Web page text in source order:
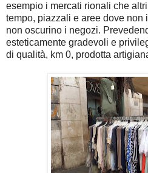
esempio i mercati rionali che
tempo, piazzali e aree dove
non oscurino i negozi.
esteticamente gradevoli e
di qualità, km 0, prodotta